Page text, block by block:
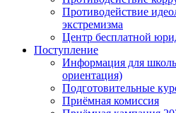
Противодействие
экстремизма
Центр бесплатной
Поступление
Информация для
ориентация)
Подготовительные
Приёмная комиссия